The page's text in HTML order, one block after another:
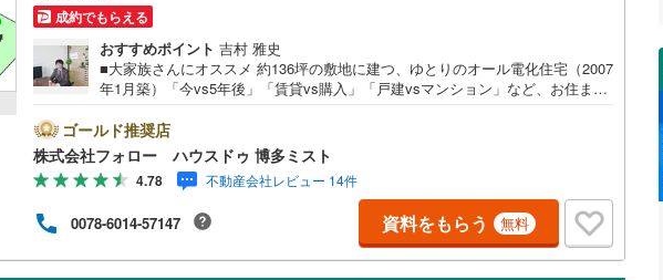
成約でもらえる
おすすめポイント 吉村 雅史
■大家族さんにオススメ 約136坪の敷地に建つ、ゆとりのオール電化住宅（2007
年1月築）「今vs5年後」「賃貸vs購入」「戸建vsマンション」など、お住まい
家族構成やご年齢、ライフプランによって全く変わってきます。ネット検索も
便利ですが、1回のご相談でお悩みが解決できるかもしれません。その答えが
「購入しない」となっても、お客様、ご家族様のベストであれば、それに越し
たことはありません。まずはお問い合わせください。【営業時間 10:00-18:00】
（定休日:火・水）上記時間はお電話が繋がりやすくなっております。ぜひお気
軽にご連絡下さい！現地を見学される場合は「室内・現地を見学する（無
料）」ボタンよりご希望の日時をご記入いただけますとスムーズにご案内が可
能です。
ゴールド推奨店
株式会社フォロー ハウスドゥ 博多ミスト
4.78 不動産会社レビュー 14件
0078-6014-57147 資料をもらう 無料
宮若市(2)
みやま市(3) 糸島市(31)
糟屋郡宇美町(
糟屋郡須惠町 (9)
糟屋郡粕屋町 (1 遠賀郡芦屋町 (2 )
遠賀郡岡垣町(8) 遠賀郡遠賀町(5)
配置、向き、建ち方、日当たり
前道6m以上（1） 角地（0）
平坦地（0）
LD
リビングダイニング15畳以上